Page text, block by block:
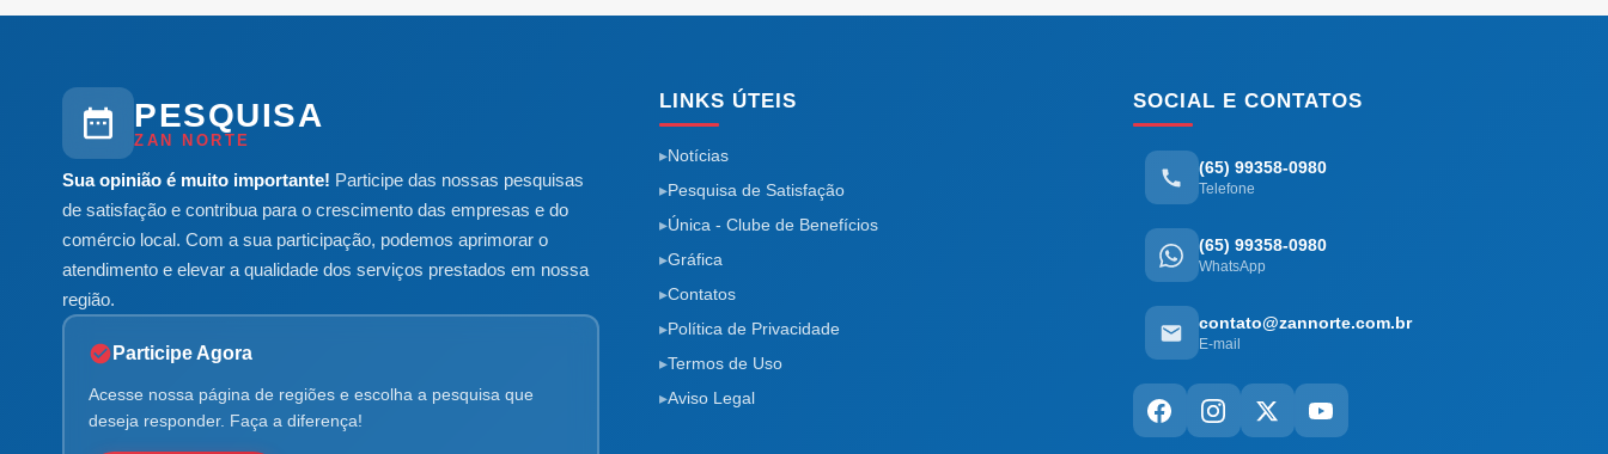
PESQUISA
ZAN NORTE
Sua opinião é muito importante! Participe das nossas pesquisas
de satisfação e contribua para o crescimento das empresas e do
comércio local. Com a sua participação, podemos aprimorar o
atendimento e elevar a qualidade dos serviços prestados em nossa
região.
Participe Agora
Acesse nossa página de regiões e escolha a pesquisa que
deseja responder. Faça a diferença!
LINKS ÚTEIS
Notícias
Pesquisa de Satisfação
Única - Clube de Benefícios
Gráfica
Contatos
Política de Privacidade
Termos de Uso
Aviso Legal
SOCIAL E CONTATOS
(65) 99358-0980
Telefone
(65) 99358-0980
WhatsApp
contato@zannorte.com.br
E-mail